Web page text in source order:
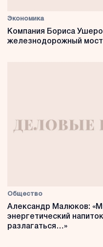
Экономика
Компания Бориса
железнодорожный мост
Общество
Александр Малюков:
энергетический
разлагаться…»